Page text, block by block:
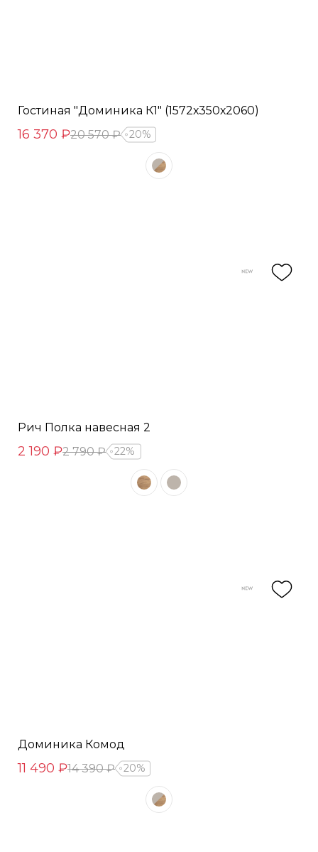
Гостиная "Доминика К1" (1572х350х2060)
16 370 ₽20 570 ₽ 20%
Рич Полка навесная 2
2 190 ₽2 790 ₽ 22%
Доминика Комод
11 490 ₽14 390 ₽ 20%